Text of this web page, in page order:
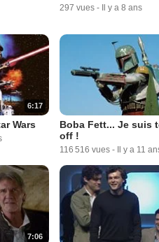
297 vues - Il y a 8 ans
6:17
Wars
Boba Fett... Je suis
off !
116 516 vues - Il y a 11
7:06